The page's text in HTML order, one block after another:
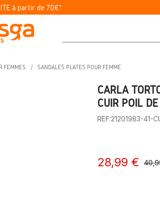
à partir de 70€*
FEMMES SANDALES PLATES POUR FEMME
CARLA
CUIR POIL
REF:21201983-41-
28,99 €